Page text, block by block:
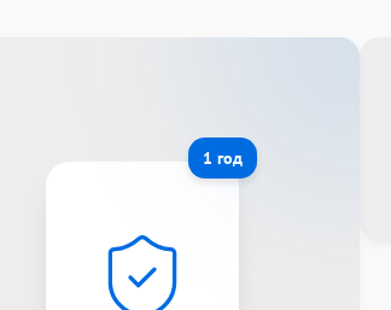
1 год